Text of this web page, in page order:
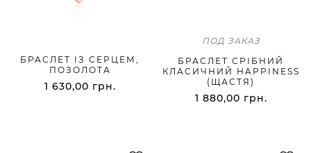
БРАСЛЕТ ІЗ СЕРЦЕМ,
ПОЗОЛОТА
1 630,00 грн.
ПОД ЗАКАЗ
БРАСЛЕТ СРІБНИЙ
КЛАСИЧНИЙ HAPPINESS
(ЩАСТЯ)
1 880,00 грн.